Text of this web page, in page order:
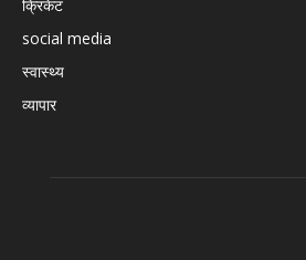
क्रिकेट
social media
स्वास्थ्य
व्यापार